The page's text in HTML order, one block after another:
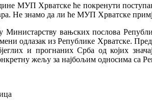
МУП Хрватске ће покренути
Не знамо да ли ће МУП Хрватске
вањских послова
одлазак из Републике Хрватске.
и прогнаних Срба од којих
жељу за најбољим односима са